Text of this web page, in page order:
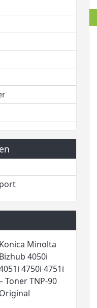
Konica Minolta
Bizhub 4050i
4750i 4751i
Toner TNP-90
Original